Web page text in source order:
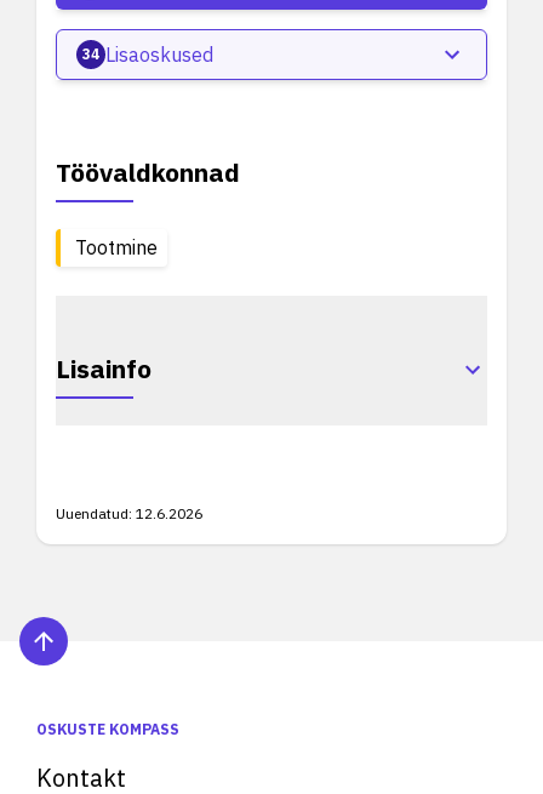
34 Lisaoskused
Töövaldkonnad
Tootmine
Lisainfo
Uuendatud: 12.6.2026
OSKUSTE KOMPASS
Kontakt